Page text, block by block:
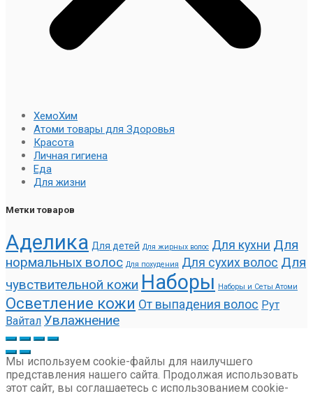
ХемоХим
Атоми товары для Здоровья
Красота
Личная гигиена
Еда
Для жизни
Метки товаров
Аделика Для детей Для жирных волос Для кухни Для
нормальных волос Для похудения Для сухих волос Для
чувствительной кожи Наборы Наборы и Сеты Атоми
Осветление кожи От выпадения волос Рут
Вайтал Увлажнение
Мы используем cookie-файлы для наилучшего
представления нашего сайта. Продолжая использовать
этот сайт, вы соглашаетесь с использованием cookie-